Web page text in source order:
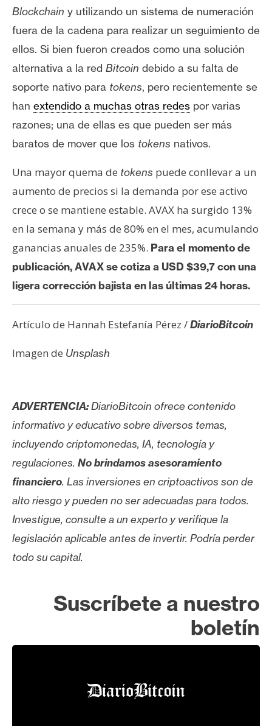
Blockchain y utilizando un sistema de numeración
fuera de la cadena para realizar un seguimiento de
ellos. Si bien fueron creados como una solución
alternativa a la red Bitcoin debido a su falta de
soporte nativo para tokens, pero recientemente se
han extendido a muchas otras redes por varias
razones; una de ellas es que pueden ser más
baratos de mover que los tokens nativos.
Una mayor quema de tokens puede conllevar a un
aumento de precios si la demanda por ese activo
crece o se mantiene estable. AVAX ha surgido 13%
en la semana y más de 80% en el mes, acumulando
ganancias anuales de 235%. Para el momento de
publicación, AVAX se cotiza a USD $39,7 con una
ligera corrección bajista en las últimas 24 horas.
Artículo de Hannah Estefanía Pérez /DiarioBitcoin
Imagen de Unsplash
ADVERTENCIA:DiarioBitcoin ofrece contenido
informativo y educativo sobre diversos temas,
incluyendo criptomonedas, IA, tecnología y
regulaciones. No brindamos asesoramiento
financiero. Las inversiones en criptoactivos son de
alto riesgo y pueden no ser adecuadas para todos.
Investigue, consulte a un experto y verifique la
legislación aplicable antes de invertir. Podría perder
todo su capital.
Suscríbete a nuestro
boletín